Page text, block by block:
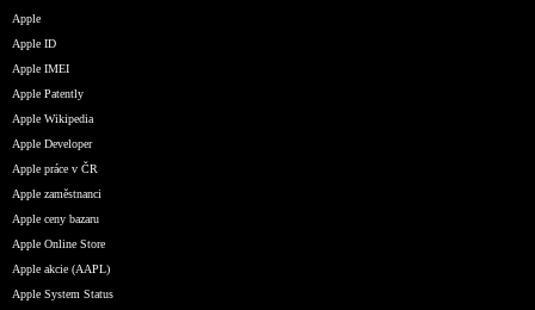
Apple
Apple ID
Apple IMEI
Apple Patently
Apple Wikipedia
Apple Developer
Apple práce v ČR
Apple zaměstnanci
Apple ceny bazaru
Apple Online Store
Apple akcie (AAPL)
Apple System Status